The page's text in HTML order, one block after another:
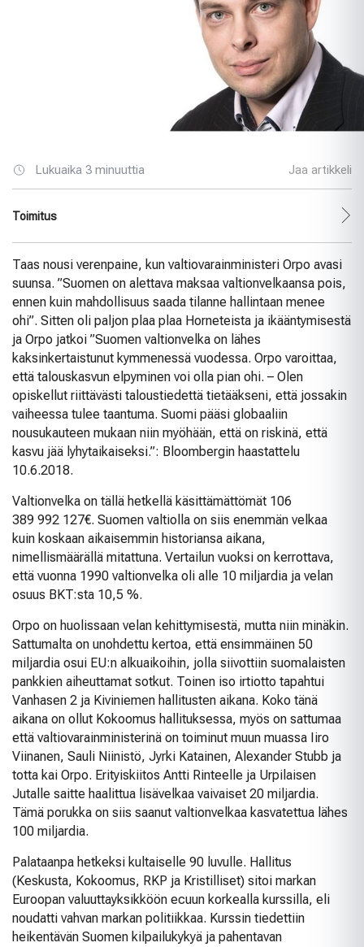
Lukuaika 3 minuuttia Jaa artikkeli
Toimitus
Taas nousi verenpaine, kun valtiovarainministeri Orpo avasi
suunsa. ”Suomen on alettava maksaa valtionvelkaansa pois,
ennen kuin mahdollisuus saada tilanne hallintaan menee
ohi”. Sitten oli paljon plaa plaa Horneteista ja ikääntymisestä
ja Orpo jatkoi ”Suomen valtionvelka on lähes
kaksinkertaistunut kymmenessä vuodessa. Orpo varoittaa,
että talouskasvun elpyminen voi olla pian ohi. – Olen
opiskellut riittävästi taloustiedettä tietääkseni, että jossakin
vaiheessa tulee taantuma. Suomi pääsi globaaliin
nousukauteen mukaan niin myöhään, että on riskinä, että
kasvu jää lyhytaikaiseksi.”: Bloombergin haastattelu
10.6.2018.
Valtionvelka on tällä hetkellä käsittämättömät 106
389 992 127€. Suomen valtiolla on siis enemmän velkaa
kuin koskaan aikaisemmin historiansa aikana,
nimellismäärällä mitattuna. Vertailun vuoksi on kerrottava,
että vuonna 1990 valtionvelka oli alle 10 miljardia ja velan
osuus BKT:sta 10,5 %.
Orpo on huolissaan velan kehittymisestä, mutta niin minäkin.
Sattumalta on unohdettu kertoa, että ensimmäinen 50
miljardia osui EU:n alkuaikoihin, jolla siivottiin suomalaisten
pankkien aiheuttamat sotkut. Toinen iso irtiotto tapahtui
Vanhasen 2 ja Kiviniemen hallitusten aikana. Koko tänä
aikana on ollut Kokoomus hallituksessa, myös on sattumaa
että valtiovarainministerinä on toiminut muun muassa Iiro
Viinanen, Sauli Niinistö, Jyrki Katainen, Alexander Stubb ja
totta kai Orpo. Erityiskiitos Antti Rinteelle ja Urpilaisen
Jutalle saitte haalittua lisävelkaa vaivaiset 20 miljardia.
Tämä porukka on siis saanut valtionvelkaa kasvatettua lähes
100 miljardia.
Palataanpa hetkeksi kultaiselle 90 luvulle. Hallitus
(Keskusta, Kokoomus, RKP ja Kristilliset) sitoi markan
Euroopan valuuttayksikköön ecuun korkealla kurssilla, eli
noudatti vahvan markan politiikkaa. Kurssin tiedettiin
heikentävän Suomen kilpailukykyä ja pahentavan